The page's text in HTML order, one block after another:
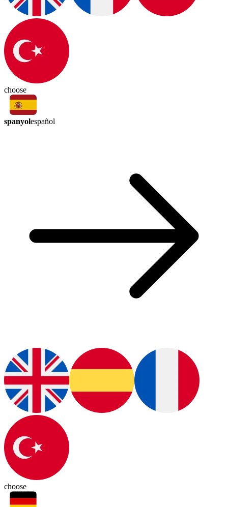
choose
spanyolespañol
choose